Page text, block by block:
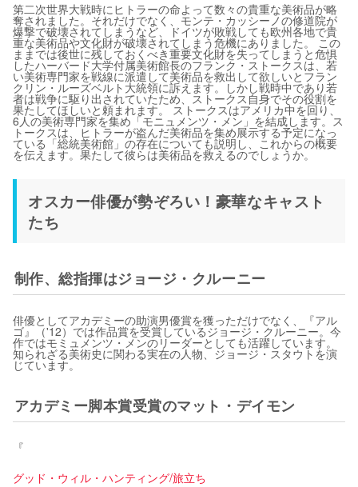
第二次世界大戦時にヒトラーの命よって数々の貴重な美術品が略
奪されました。それだけでなく、モンテ・カッシーノの修道院が
爆撃で破壊されてしまうなど、ドイツが敗戦しても欧州各地で貴
重な美術品や文化財が破壊されてしまう危機にありました。 この
ままでは後世に残しておくべき重要文化財を失ってしまうと危惧
したハーバード大学付属美術館長のフランク・ストークスは、若
い美術専門家を戦線に派遣して美術品を救出して欲しいとフラン
クリン・ルーズベルト大統領に訴えます。しかし戦時中であり若
者は戦争に駆り出されていたため、ストークス自身でその役割を
果たしてほしいと頼まれます。 ストークスはアメリカ中を回り、
6人の美術専門家を集め「モニュメンツ・メン」を結成します。ス
トークスは、ヒトラーが盗んだ美術品を集め展示する予定になっ
ている「総統美術館」の存在についても説明し、これからの概要
を伝えます。果たして彼らは美術品を救えるのでしょうか。
オスカー俳優が勢ぞろい！豪華なキャスト
たち
制作、総指揮はジョージ・クルーニー
俳優としてアカデミーの助演男優賞を獲っただけでなく、『アル
ゴ』（'12）では作品賞を受賞しているジョージ・クルーニー。今
作ではモミュメンツ・メンのリーダーとしても活躍しています。
知られざる美術史に関わる実在の人物、ジョージ・スタウトを演
じています。
アカデミー脚本賞受賞のマット・デイモン
『
グッド・ウィル・ハンティング/旅立ち